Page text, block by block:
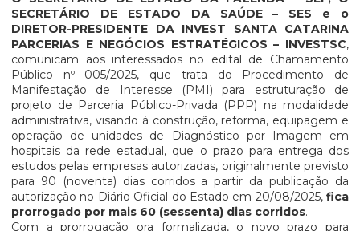
SECRETÁRIO DE ESTADO DA SAÚDE – SES e o
DIRETOR-PRESIDENTE DA INVEST SANTA CATARINA
PARCERIAS E NEGÓCIOS ESTRATÉGICOS – INVESTSC,
comunicam aos interessados no edital de Chamamento
Público nº 005/2025, que trata do Procedimento de
Manifestação de Interesse (PMI) para estruturação de
projeto de Parceria Público-Privada (PPP) na modalidade
administrativa, visando à construção, reforma, equipagem e
operação de unidades de Diagnóstico por Imagem em
hospitais da rede estadual, que o prazo para entrega dos
estudos pelas empresas autorizadas, originalmente previsto
para 90 (noventa) dias corridos a partir da publicação da
autorização no Diário Oficial do Estado em 20/08/2025, fica
prorrogado por mais 60 (sessenta) dias corridos.
Com a prorrogação ora formalizada, o novo prazo para